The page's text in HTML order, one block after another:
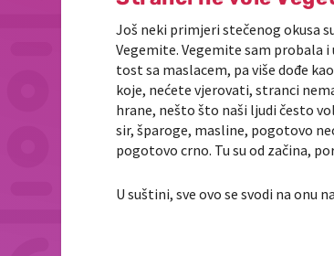
Još neki primjeri stečenog okusa
Vegemite. Vegemite sam probala i
tost sa maslacem, pa više dođe
koje, nećete vjerovati, stranci
hrane, nešto što naši ljudi često
sir, šparoge, masline, pogotovo
pogotovo crno. Tu su od začina,
U suštini, sve ovo se svodi na onu